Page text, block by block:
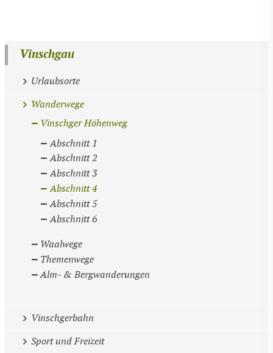
Vinschgau
Urlaubsorte
Wanderwege
Vinschger Höhenweg
Abschnitt 1
Abschnitt 2
Abschnitt 3
Abschnitt 4
Abschnitt 5
Abschnitt 6
Waalwege
Themenwege
Alm- & Bergwanderungen
Vinschgerbahn
Sport und Freizeit